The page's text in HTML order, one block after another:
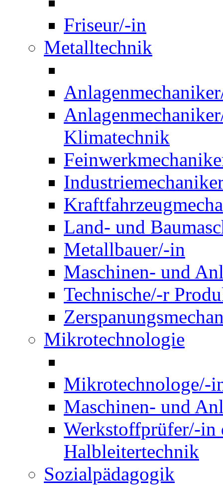
Friseur/-in
Metalltechnik
Klimatechnik
Land- und
Metallbauer/-in
Maschinen- und
Technische/-r
Mikrotechnologie
Mikrotechnologe/-
Maschinen- und
Werkstoffprüfer/-in
Halbleitertechnik
Sozialpädagogik